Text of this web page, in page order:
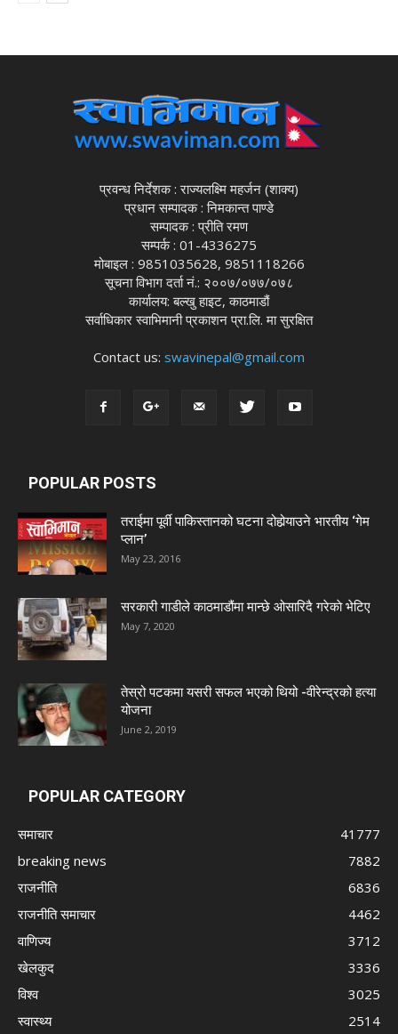
प्रवन्ध निर्देशक : राज्यलक्ष्मि महर्जन (शाक्य)
प्रधान सम्पादक : निमकान्त पाण्डे
सम्पादक : प्रीति रमण
सम्पर्क : 01-4336275
मोबाइल : 9851035628, 9851118266
सूचना विभाग दर्ता नं.: २००७/०७७/०७८
कार्यालय: बल्खु हाइट, काठमाडौं
सर्वाधिकार स्वाभिमानी प्रकाशन प्रा.लि. मा सुरक्षित
Contact us: swavinepal@gmail.com
POPULAR POSTS
तराईमा पूर्वी पाकिस्तानको घटना दोहोर्‍याउने भारतीय ‘गेम
प्लान’
May 23, 2016
सरकारी गाडीले काठमाडौंमा मान्छे ओसारिदै गरेकाे भेटिए
May 7, 2020
तेस्रो पटकमा यसरी सफल भएको थियो -वीरेन्द्रको हत्या
योजना
June 2, 2019
POPULAR CATEGORY
समाचार
41777
breaking news
7882
राजनीति
6836
राजनीति समाचार
4462
वाणिज्य
3712
खेलकुद
3336
विश्व
3025
स्वास्थ्य
2514